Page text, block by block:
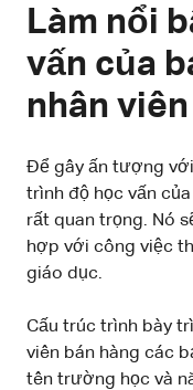
Làm nổi
vấn của
nhân
Để gây ấn tượng
trình độ học vấn
rất quan trọng. Nó
hợp với công việc
giáo dục.
Cấu trúc trình bày
viên bán hàng các
tên trường học và